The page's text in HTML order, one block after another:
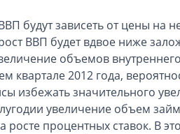
будут зависеть от цены на
ВВП будет вдвое ниже
объемов
квартале 2012 года,
избежать значительного
увеличение объем
росте процентных ставок. В